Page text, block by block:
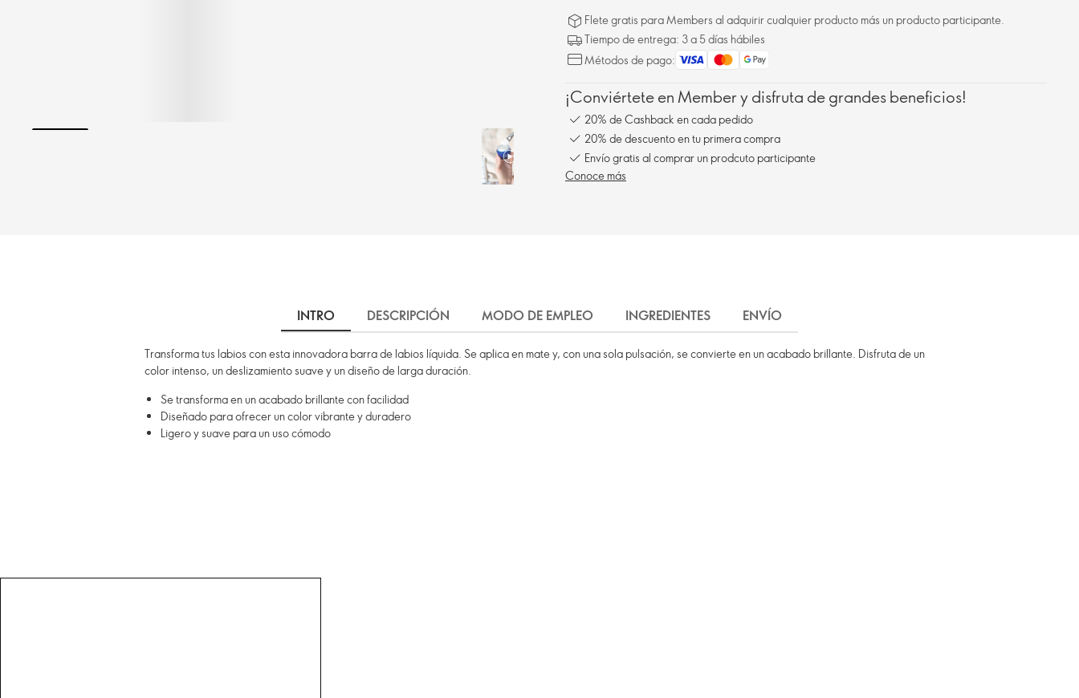
Flete gratis para Members al adquirir cualquier producto más un producto participante.
Tiempo de entrega: 3 a 5 días hábiles
Métodos de pago:
¡Conviértete en Member y disfruta de grandes beneficios!
20% de Cashback en cada pedido
20% de descuento en tu primera compra
Envío gratis al comprar un prodcuto participante
Conoce más
INTRO DESCRIPCIÓN MODO DE EMPLEO INGREDIENTES ENVÍO
Transforma tus labios con esta innovadora barra de labios líquida. Se aplica en mate y, con una sola pulsación, se convierte en un acabado brillante. Disfruta de un
color intenso, un deslizamiento suave y un diseño de larga duración.
Se transforma en un acabado brillante con facilidad
Diseñado para ofrecer un color vibrante y duradero
Ligero y suave para un uso cómodo